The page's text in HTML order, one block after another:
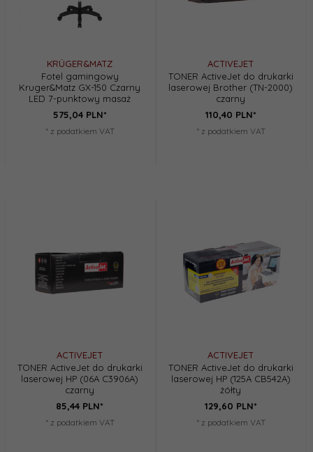
KRÜGER&MATZ
Fotel gamingowy
Kruger&Matz GX-150 Czarny
LED 7-punktowy masaż
575,04 PLN*
* z podatkiem VAT
ACTIVEJET
TONER ActiveJet do drukarki
laserowej Brother (TN-2000)
czarny
110,40 PLN*
* z podatkiem VAT
ACTIVEJET
TONER ActiveJet do drukarki
laserowej HP (06A C3906A)
czarny
85,44 PLN*
* z podatkiem VAT
ACTIVEJET
TONER ActiveJet do drukarki
laserowej HP (125A CB542A)
żółty
129,60 PLN*
* z podatkiem VAT